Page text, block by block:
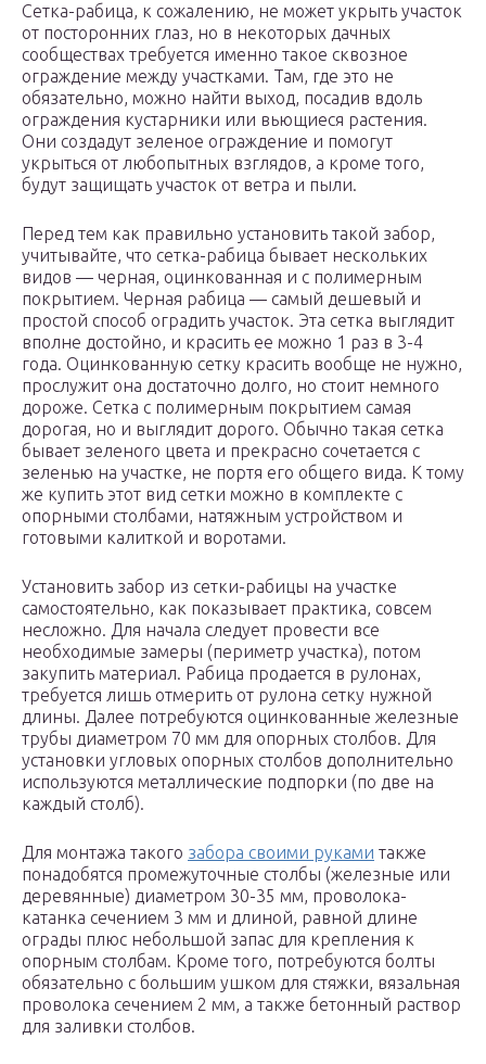
Сетка-рабица, к сожалению, не может укрыть участок
от посторонних глаз, но в некоторых дачных
сообществах требуется именно такое сквозное
ограждение между участками. Там, где это не
обязательно, можно найти выход, посадив вдоль
ограждения кустарники или вьющиеся растения.
Они создадут зеленое ограждение и помогут
укрыться от любопытных взглядов, а кроме того,
будут защищать участок от ветра и пыли.
Перед тем как правильно установить такой забор,
учитывайте, что сетка-рабица бывает нескольких
видов — черная, оцинкованная и с полимерным
покрытием. Черная рабица — самый дешевый и
простой способ оградить участок. Эта сетка выглядит
вполне достойно, и красить ее можно 1 раз в 3-4
года. Оцинкованную сетку красить вообще не нужно,
прослужит она достаточно долго, но стоит немного
дороже. Сетка с полимерным покрытием самая
дорогая, но и выглядит дорого. Обычно такая сетка
бывает зеленого цвета и прекрасно сочетается с
зеленью на участке, не портя его общего вида. К тому
же купить этот вид сетки можно в комплекте с
опорными столбами, натяжным устройством и
готовыми калиткой и воротами.
Установить забор из сетки-рабицы на участке
самостоятельно, как показывает практика, совсем
несложно. Для начала следует провести все
необходимые замеры (периметр участка), потом
закупить материал. Рабица продается в рулонах,
требуется лишь отмерить от рулона сетку нужной
длины. Далее потребуются оцинкованные железные
трубы диаметром 70 мм для опорных столбов. Для
установки угловых опорных столбов дополнительно
используются металлические подпорки (по две на
каждый столб).
Для монтажа такого забора своими руками также
понадобятся промежуточные столбы (железные или
деревянные) диаметром 30-35 мм, проволока-
катанка сечением 3 мм и длиной, равной длине
ограды плюс небольшой запас для крепления к
опорным столбам. Кроме того, потребуются болты
обязательно с большим ушком для стяжки, вязальная
проволока сечением 2 мм, а также бетонный раствор
для заливки столбов.